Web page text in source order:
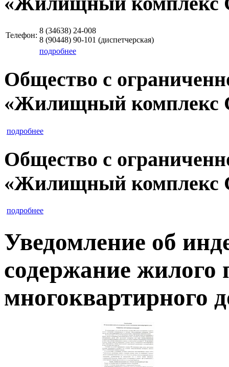
Телефон:
8 (34638) 24-008
8 (90448) 90-101 (диспетчерская)
подробнее
Общество с
«Жилищный комплекс
подробнее
Общество с
«Жилищный комплекс
подробнее
Уведомление об
содержание
многоквартирного